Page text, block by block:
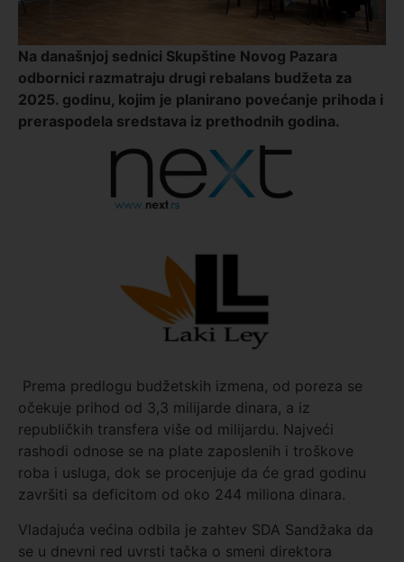
Na današnjoj sednici Skupštine Novog Pazara
odbornici razmatraju drugi rebalans budžeta za
2025. godinu, kojim je planirano povećanje prihoda i
preraspodela sredstava iz prethodnih godina.
Prema predlogu budžetskih izmena, od poreza se
očekuje prihod od 3,3 milijarde dinara, a iz
republičkih transfera više od milijardu. Najveći
rashodi odnose se na plate zaposlenih i troškove
roba i usluga, dok se procenjuje da će grad godinu
završiti sa deficitom od oko 244 miliona dinara.
Vladajuća većina odbila je zahtev SDA Sandžaka da
se u dnevni red uvrsti tačka o smeni direktora